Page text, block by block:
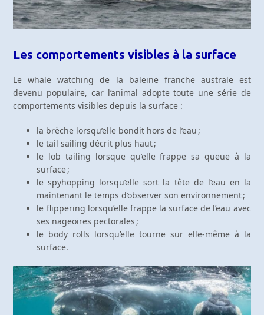
Les comportements visibles à la surface
Le whale watching de la baleine franche australe est
devenu populaire, car l’animal adopte toute une série de
comportements visibles depuis la surface :
la brèche lorsqu’elle bondit hors de l’eau ;
le tail sailing décrit plus haut ;
le lob tailing lorsque qu’elle frappe sa queue à la
surface ;
le spyhopping lorsqu’elle sort la tête de l’eau en la
maintenant le temps d’observer son environnement ;
le flippering lorsqu’elle frappe la surface de l’eau avec
ses nageoires pectorales ;
le body rolls lorsqu’elle tourne sur elle-même à la
surface.